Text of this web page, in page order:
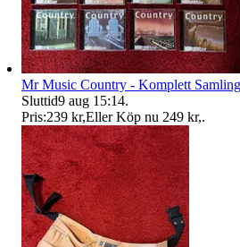
Mr Music Country - Komplett
Sluttid9 aug 15:14.
Pris:239 kr,Eller Köp nu 249 kr,.